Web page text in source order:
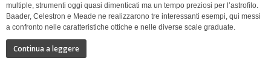
multiple, strumenti oggi quasi dimenticati ma un tempo preziosi per l’astrofilo.
Baader, Celestron e Meade ne realizzarono tre interessanti esempi, qui messi
a confronto nelle caratteristiche ottiche e nelle diverse scale graduate.
Continua a leggere